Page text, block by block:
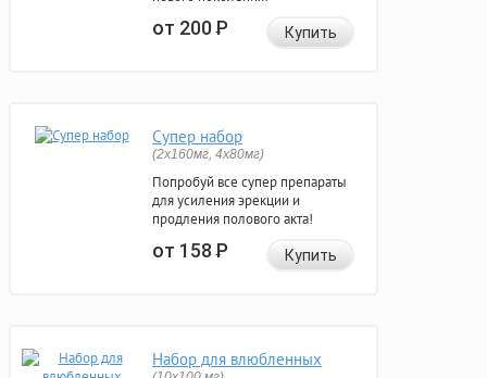
от 200Р Купить
Супер набор
(2х160мг, 4х80мг)
Попробуй все супер препараты
для усиления эрекции и
продления полового акта!
от 158Р Купить
Набор для влюбленных